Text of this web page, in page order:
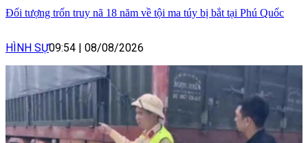
Đối tượng trốn truy nã 18 năm về tội ma túy bị bắt tại Phú Quốc
HÌNH SỰ09:54 | 08/08/2026